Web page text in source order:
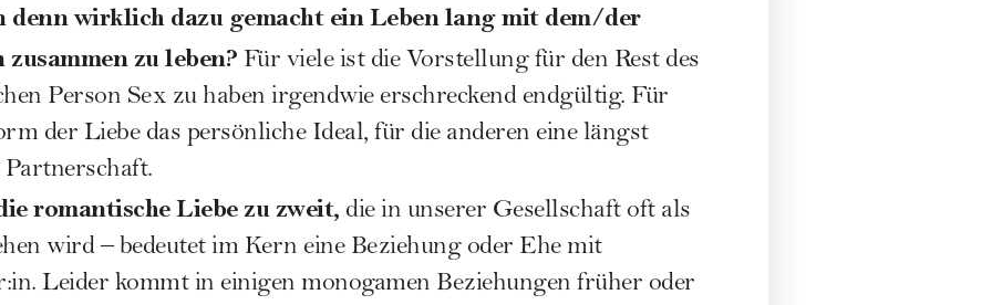
denn wirklich dazu gemacht ein Leben lang mit dem/der
zu leben? Für viele ist die Vorstellung für den Rest des
Person Sex zu haben irgendwie erschreckend endgültig. Für
der Liebe das persönliche Ideal, für die anderen eine längst
romantische Liebe zu zweit, die in unserer Gesellschaft oft als
wird – bedeutet im Kern eine Beziehung oder Ehe mit
Leider kommt in einigen monogamen Beziehungen früher oder